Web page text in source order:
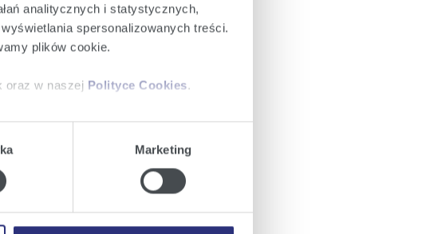
analitycznych i statystycznych,
spersonalizowanych treści.
plików cookie.
oraz w naszej Polityce Cookies.
rodzajów plików cookie z
będziemy umieszczać w Państwa
Marketing